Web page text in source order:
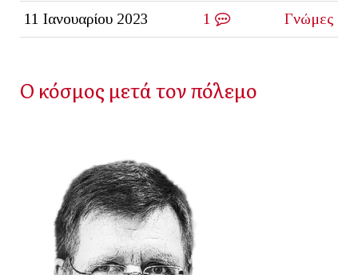
11 Ιανουαρίου 2023 1 Γνώμες
Ο κόσμος μετά τον πόλεμο